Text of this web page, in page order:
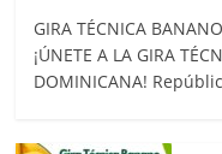
GIRA TÉCNICA
¡ÚNETE A LA GIRA
DOMINICANA!